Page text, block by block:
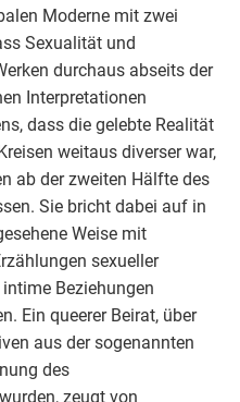
Moderne mit zwei
Sexualität und
durchaus abseits der
Interpretationen
dass die gelebte Realität
weitaus diverser war,
ab der zweiten Hälfte des
Sie bricht dabei auf in
Weise mit
sexueller
Beziehungen
Ein queerer Beirat, über
aus der sogenannten
des
zeugt von